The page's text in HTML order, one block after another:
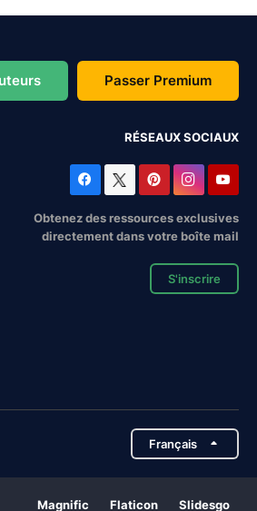
Passer Premium
RÉSEAUX SOCIAUX
Obtenez des ressources exclusives
directement dans votre boîte mail
S'inscrire
Français
Magnific Flaticon Slidesgo